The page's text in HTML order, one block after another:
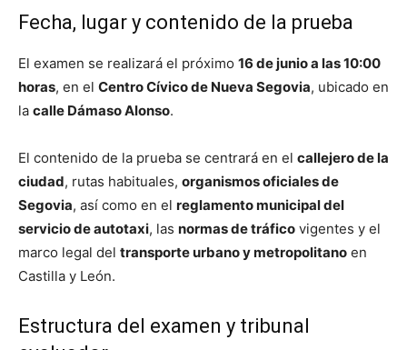
Fecha, lugar y contenido de la prueba
El examen se realizará el próximo 16 de junio a las 10:00
horas, en el Centro Cívico de Nueva Segovia, ubicado en
la calle Dámaso Alonso.
El contenido de la prueba se centrará en el callejero de la
ciudad, rutas habituales, organismos oficiales de
Segovia, así como en el reglamento municipal del
servicio de autotaxi, las normas de tráfico vigentes y el
marco legal del transporte urbano y metropolitano en
Castilla y León.
Estructura del examen y tribunal